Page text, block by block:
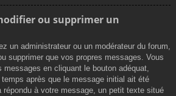
ou supprimer un
un administrateur ou un modérateur du forum,
supprimer que vos propres messages. Vous
messages en cliquant le bouton adéquat,
après que le message initial ait été
répondu à votre message, un petit texte situé